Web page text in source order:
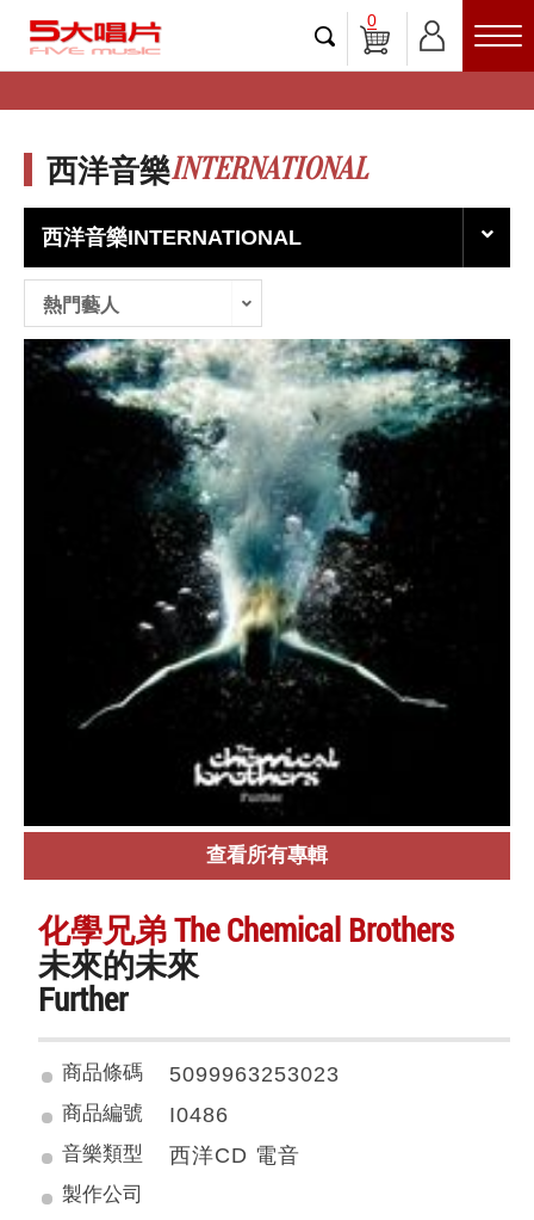
0
西洋音樂INTERNATIONAL
西洋音樂INTERNATIONAL
熱門藝人
查看所有專輯
化學兄弟 The Chemical Brothers
未來的未來
Further
商品條碼 5099963253023
商品編號 I0486
音樂類型 西洋CD 電音
製作公司